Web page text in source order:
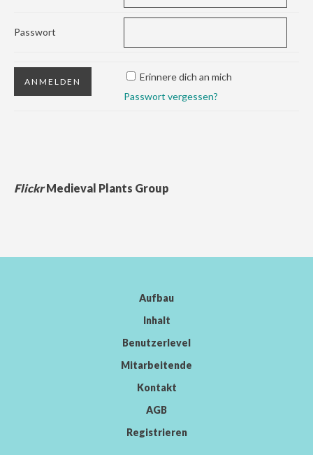
Passwort
Erinnere dich an mich
Passwort vergessen?
FlickrMedieval Plants Group
Aufbau
Inhalt
Benutzerlevel
Mitarbeitende
Kontakt
AGB
Registrieren